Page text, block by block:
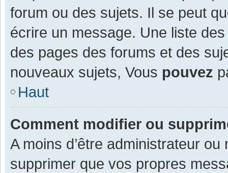
forum ou des sujets. Il se peut
écrire un message. Une liste
des pages des forums et des
nouveaux sujets, Vous pouvez
Haut
Comment modifier ou
A moins d’être administrateur
supprimer que vos propres